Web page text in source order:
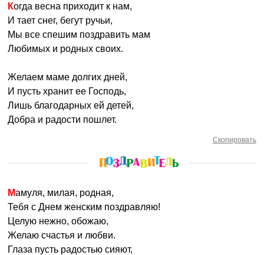
Когда весна приходит к нам,
И тает снег, бегут ручьи,
Мы все спешим поздравить мам
Любимых и родных своих.
Желаем маме долгих дней,
И пусть хранит ее Господь,
Лишь благодарных ей детей,
Добра и радости пошлет.
Скопировать
Мамуля, милая, родная,
Тебя с Днем женским поздравляю!
Целую нежно, обожаю,
Желаю счастья и любви.
Глаза пусть радостью сияют,